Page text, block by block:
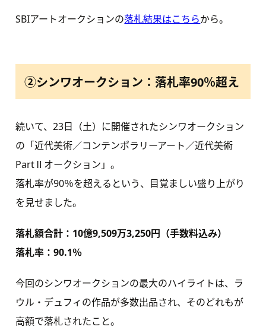
SBIアートオークションの落札結果はこちらから。
②シンワオークション：落札率90％超え
続いて、23日（土）に開催されたシンワオークション
の「近代美術／コンテンポラリーアート／近代美術
PartⅡオークション」。
落札率が90％を超えるという、目覚ましい盛り上がり
を見せました。
落札額合計：10億9,509万3,250円（手数料込み）
落札率：90.1％
今回のシンワオークションの最大のハイライトは、ラ
ウル・デュフィの作品が多数出品され、そのどれもが
高額で落札されたこと。